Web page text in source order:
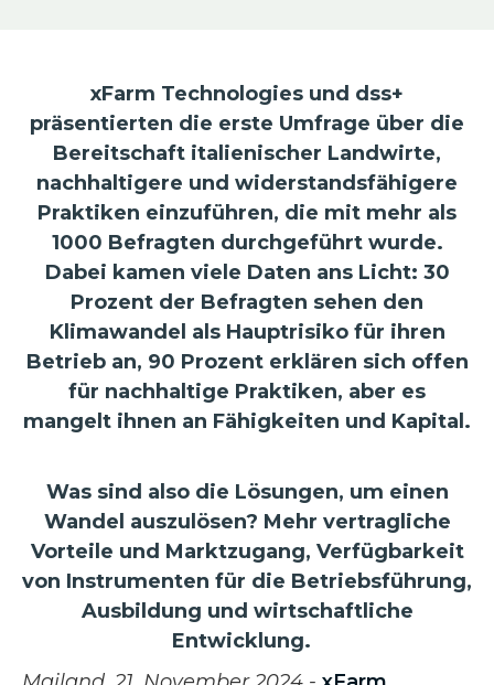
xFarm Technologies und dss+
präsentierten die erste Umfrage über die
Bereitschaft italienischer Landwirte,
nachhaltigere und widerstandsfähigere
Praktiken einzuführen, die mit mehr als
1000 Befragten durchgeführt wurde.
Dabei kamen viele Daten ans Licht: 30
Prozent der Befragten sehen den
Klimawandel als Hauptrisiko für ihren
Betrieb an, 90 Prozent erklären sich offen
für nachhaltige Praktiken, aber es
mangelt ihnen an Fähigkeiten und Kapital.
Was sind also die Lösungen, um einen
Wandel auszulösen? Mehr vertragliche
Vorteile und Marktzugang, Verfügbarkeit
von Instrumenten für die Betriebsführung,
Ausbildung und wirtschaftliche
Entwicklung.